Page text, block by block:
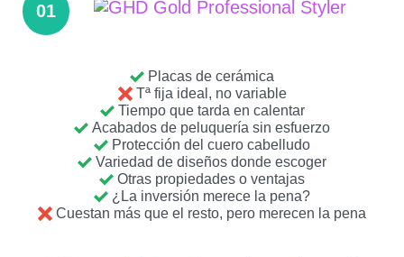
01
Placas de cerámica
Tª fija ideal, no variable
Tiempo que tarda en calentar
Acabados de peluquería sin esfuerzo
Protección del cuero cabelludo
Variedad de diseños donde escoger
Otras propiedades o ventajas
¿La inversión merece la pena?
Cuestan más que el resto, pero merecen la pena